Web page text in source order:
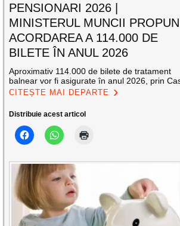
PENSIONARI 2026 |
MINISTERUL MUNCII
ACORDAREA A 114.000 DE
BILETE ÎN ANUL 2026
Aproximativ 114.000 de bilete de tratament
balnear vor fi asigurate în anul 2026, prin
CITEȘTE MAI DEPARTE
Distribuie acest articol